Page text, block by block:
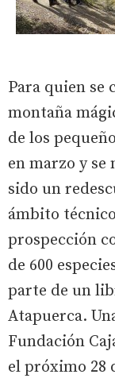
Para quien se
montaña
de los
en marzo y se
sido un
ámbito
prospección
de 600
parte de un
Atapuerca.
Fundación
el próximo 28